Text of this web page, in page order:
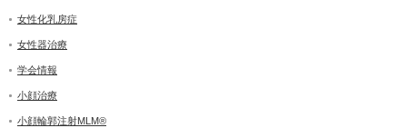
女性化乳房症
女性器治療
学会情報
小顔治療
小顔輪郭注射MLM®